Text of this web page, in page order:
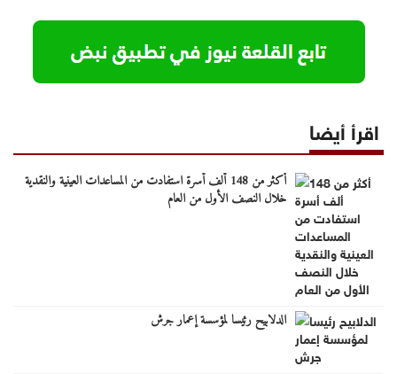
اقرأ أيضا
أكثر من 148 ألف أسرة استفادت من المساعدات العينية والنقدية
خلال النصف الأول من العام
الدلابيح رئيسا لمؤسسة إعمار جرش